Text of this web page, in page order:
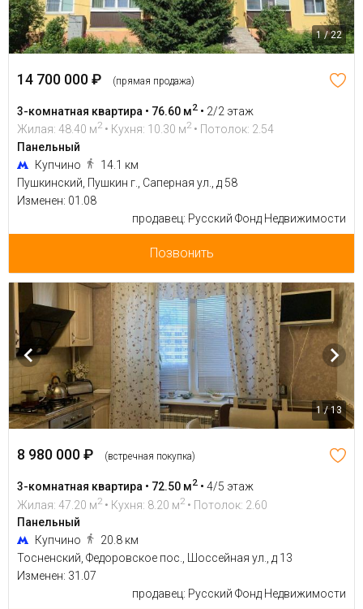
1 / 22
14 700 000 ₽ (прямая продажа)
3-комнатная квартира • 76.60 м2 • 2/2 этаж
Жилая: 48.40 м2 • Кухня: 10.30 м2 • Потолок: 2.54
Панельный
Купчино
14.1 км
Пушкинский, Пушкин г., Саперная ул., д 58
Изменен: 01.08
продавец: Русский Фонд Недвижимости
Позвонить
1 / 13
8 980 000 ₽ (встречная покупка)
3-комнатная квартира • 72.50 м2 • 4/5 этаж
Жилая: 47.20 м2 • Кухня: 8.20 м2 • Потолок: 2.60
Панельный
Купчино
20.8 км
Тосненский, Федоровское пос., Шоссейная ул., д 13
Изменен: 31.07
продавец: Русский Фонд Недвижимости